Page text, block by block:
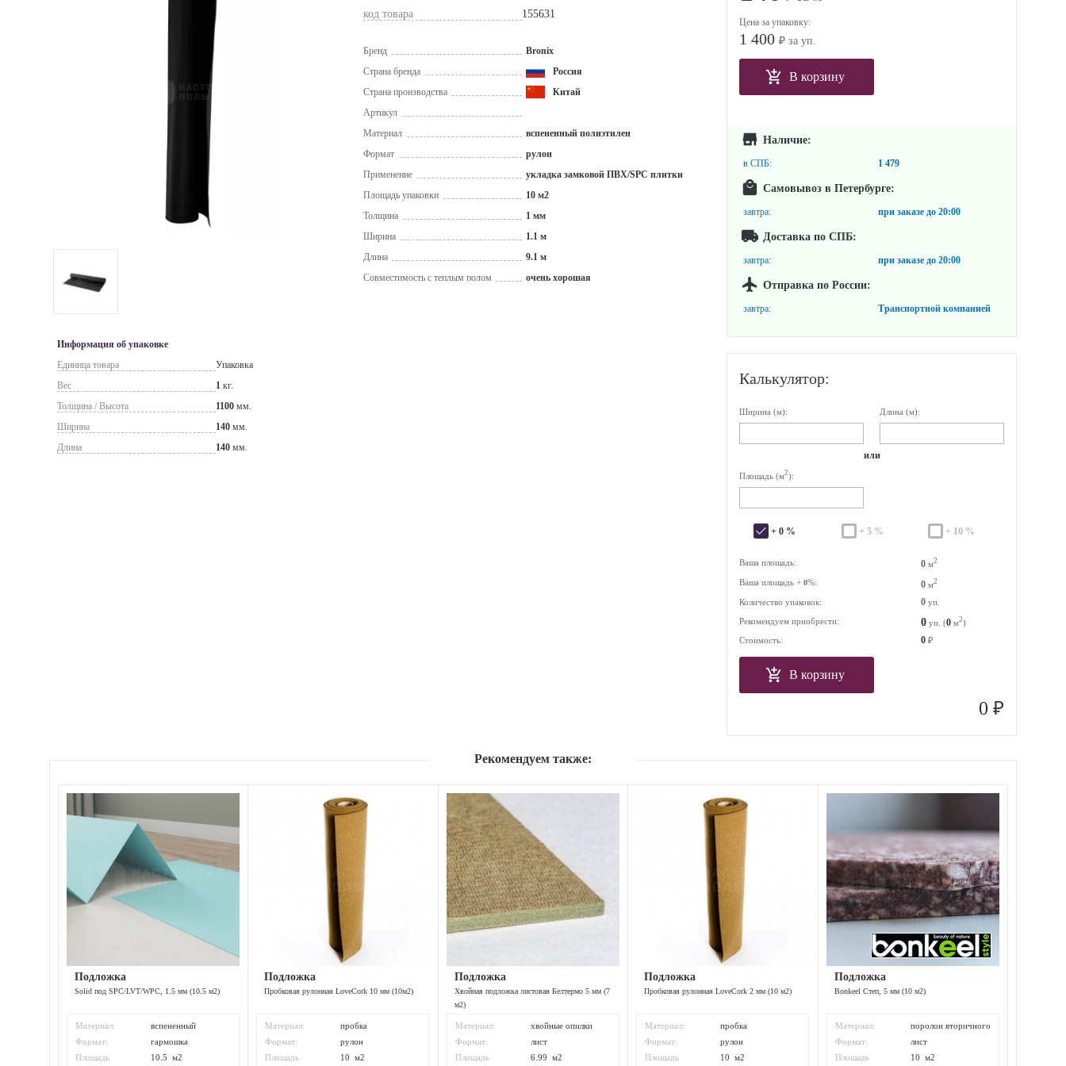
Информация об упаковке
Единица товара
Упаковка
Вес
1 кг.
Толщина / Высота
1100 мм.
Ширина
140 мм.
Длина
140 мм.
код товара 155631
Бренд
Bronix
Страна бренда
Россия
Страна производства
Китай
Артикул
Материал
вспененный полиэтилен
Формат
рулон
Применение
укладка замковой ПВХ/SPC плитки
Площадь упаковки
10 м2
Толщина
1 мм
Ширина
1.1 м
Длина
9.1 м
Совместимость с теплым полом
очень хорошая
Цена за упаковку:
1 400 ₽ за уп.
В корзину
Наличие:
в СПБ: 1 479
Самовывоз в Петербурге:
завтра: при заказе до 20:00
Доставка по СПБ:
завтра: при заказе до 20:00
Отправка по России:
завтра: Транспортной компанией
Калькулятор:
Ширина (м): Длина (м):
или
Площадь (м2):
+ 0 % + 5 % + 10 %
Ваша площадь: 0 м2
Ваша площадь + 0%: 0 м2
Количество упаковок: 0 уп.
Рекомендуем приобрести:
0 уп. (0 м2)
Стоимость:
0 ₽
В корзину
0 ₽
Рекомендуем также:
Подложка
Solid под SPC/LVT/WPC, 1.5 мм (10.5 м2)
Материал:
вспененный
полиэтилен
Формат:
гармошка
Площадь
10.5 м2
Подложка
Пробковая рулонная LoveCork 10 мм (10м2)
Материал:
пробка
Формат:
рулон
Площадь
10 м2
Подложка
Хвойная подложка листовая Белтермо 5 мм (7
м2)
Материал:
хвойные опилки
Формат:
лист
Площадь
6.99 м2
Подложка
Пробковая рулонная LoveCork 2 мм (10 м2)
Материал:
пробка
Формат:
рулон
Площадь
10 м2
Подложка
Bonkeel Степ, 5 мм (10 м2)
Материал:
поролон вторичного
вспенивания
Формат:
лист
Площадь
10 м2